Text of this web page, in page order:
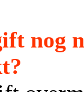
nog